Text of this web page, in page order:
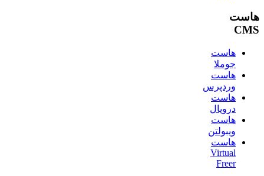
هاست
CMS
هاست
جوملا
هاست
وردپرس
هاست
دروپال
هاست
ویبولتن
هاست
Virtual
Freer